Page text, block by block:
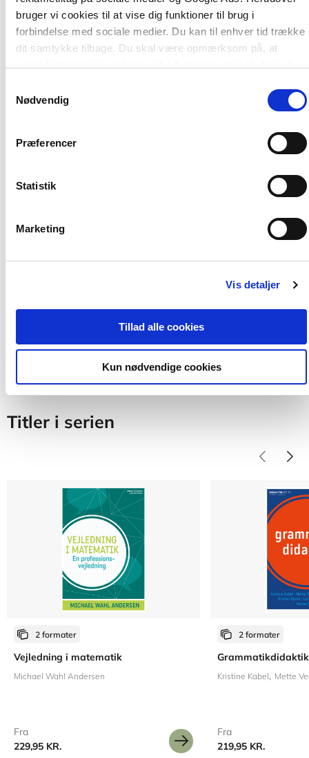
bruger vi cookies til at vise dig funktioner til brug i
forbindelse med sociale medier. Du kan til enhver tid trække
dit samtykke tilbage. Du skal være opmærksom på, at
Nødvendig
Præferencer
Statistik
Marketing
Vis detaljer
Tillad alle cookies
Kun nødvendige cookies
Didaktikserien
Fra
Læseforståelsens
Fra
269,95 KR.
Titler i serien
2 formater
Vejledning i matematik
Michael Wahl Andersen
Fra
229,95 KR.
2 formater
Grammatikdidaktik
Kristine Kabel Mette
Fra
219,95 KR.